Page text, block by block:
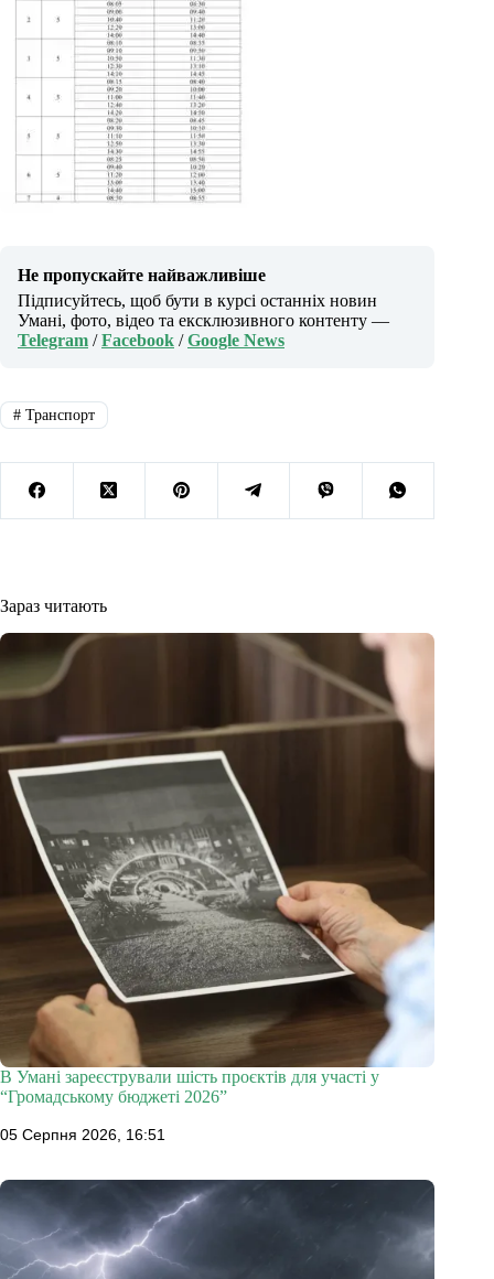
Не пропускайте найважливіше
Підписуйтесь, щоб бути в курсі останніх новин
Умані, фото, відео та ексклюзивного контенту —
Telegram /Facebook /Google News
#Транспорт
Зараз читають
В Умані зареєстрували шість проєктів для участі у
“Громадському бюджеті 2026”
05 Серпня 2026, 16:51